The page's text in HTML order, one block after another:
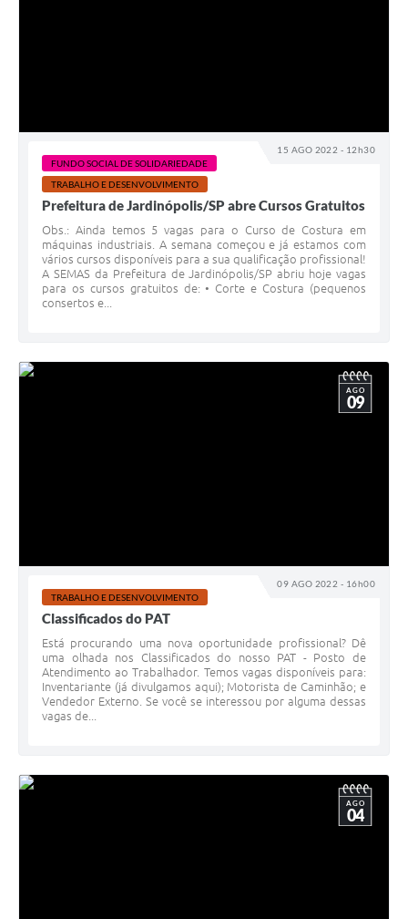
15 AGO 2022 - 12h30
FUNDO SOCIAL DE SOLIDARIEDADE
TRABALHO E DESENVOLVIMENTO
Prefeitura de Jardinópolis/SP abre Cursos Gratuitos
Obs.: Ainda temos 5 vagas para o Curso de Costura em
máquinas industriais. A semana começou e já estamos com
vários cursos disponíveis para a sua qualificação profissional!
A SEMAS da Prefeitura de Jardinópolis/SP abriu hoje vagas
para os cursos gratuitos de: • Corte e Costura (pequenos
consertos e...
09 AGO 2022 - 16h00
AGO
09
TRABALHO E DESENVOLVIMENTO
Classificados do PAT
Está procurando uma nova oportunidade profissional? Dê
uma olhada nos Classificados do nosso PAT - Posto de
Atendimento ao Trabalhador. Temos vagas disponíveis para:
Inventariante (já divulgamos aqui); Motorista de Caminhão; e
Vendedor Externo. Se você se interessou por alguma dessas
vagas de...
AGO
04